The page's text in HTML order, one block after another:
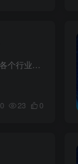
在当今大数据时代，数据的爆炸性增长为各个行业带来了巨大的机遇，同时也引发了一系列网络安全挑战。企业和个人信息经常成为网络攻击的目标，如何有效地保护这些数据成为焦点话题。本文将探讨大...
0 23 0